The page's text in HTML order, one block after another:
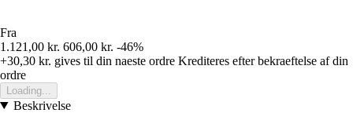
Fra
1.121,00 kr. 606,00 kr. -46%
+30,30 kr. gives til din naeste ordre Krediteres efter bekraeftelse af din
ordre
Loading...
Beskrivelse